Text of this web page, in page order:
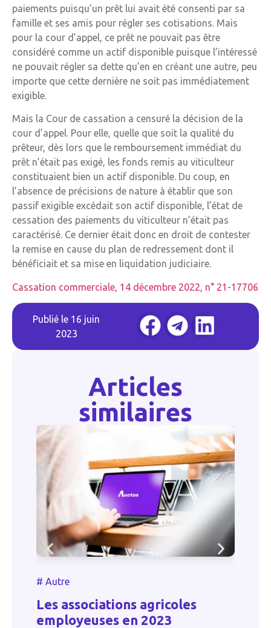
paiements puisqu’un prêt lui avait été consenti par sa
famille et ses amis pour régler ses cotisations. Mais
pour la cour d’appel, ce prêt ne pouvait pas être
considéré comme un actif disponible puisque l’intéressé
ne pouvait régler sa dette qu’en en créant une autre, peu
importe que cette dernière ne soit pas immédiatement
exigible.
Mais la Cour de cassation a censuré la décision de la
cour d’appel. Pour elle, quelle que soit la qualité du
prêteur, dès lors que le remboursement immédiat du
prêt n’était pas exigé, les fonds remis au viticulteur
constituaient bien un actif disponible. Du coup, en
l’absence de précisions de nature à établir que son
passif exigible excédait son actif disponible, l’état de
cessation des paiements du viticulteur n’était pas
caractérisé. Ce dernier était donc en droit de contester
la remise en cause du plan de redressement dont il
bénéficiait et sa mise en liquidation judiciaire.
Cassation commerciale, 14 décembre 2022, n° 21-17706
Publié le 16 juin
2023
Articles
similaires
# Autre
Les associations agricoles
employeuses en 2023